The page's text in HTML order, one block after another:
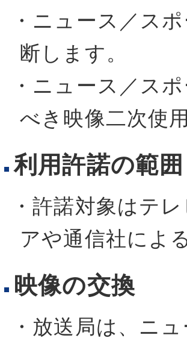
・ニュース／ス
断します。
・ニュース／ス
べき映像二次使
利用許諾の範囲
・許諾対象はテ
アや通信社によ
映像の交換
・放送局は、ニ